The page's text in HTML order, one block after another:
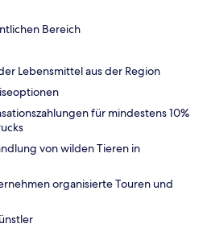
Bereich
Lebensmittel aus der Region
für mindestens 10%
von wilden Tieren in
organisierte Touren und